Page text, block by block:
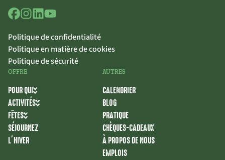
Politique de confidentialité
Politique en matière de cookies
Politique de sécurité
OFFRE
POUR QUI
ACTIVITÉS
FÊTES
SÉJOURNEZ
L’HIVER
AUTRES
CALENDRIER
BLOG
PRATIQUE
CHÈQUES-CADEAUX
À PROPOS DE NOUS
EMPLOIS